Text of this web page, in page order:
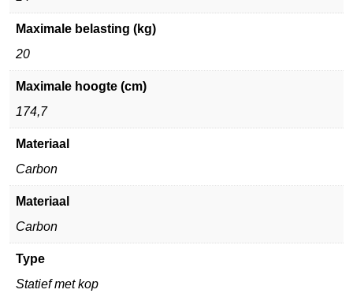
Maximale belasting (kg)
20
Maximale hoogte (cm)
174,7
Materiaal
Carbon
Materiaal
Carbon
Type
Statief met kop